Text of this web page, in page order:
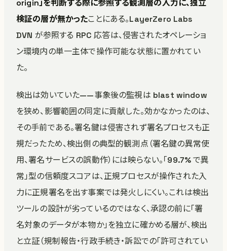
origin」を判断する際に参照する観測層の入力に、独立
検証の層が無かったことにある。LayerZero Labs
DVN が参照する RPC 応答は、侵害されたオペレーショ
ン環境内の単一主体で操作可能な状態に置かれてい
た。
検出は効いていた——事象後の監視は blast window
を狭め、影響範囲の同定に貢献した。効かなかったのは、
その手前である。署名鍵は侵害されず署名プロセスも正
規だったため、検出側の典型的観測点（署名鍵の異常使
用、署名サービスの誤動作）には映らない。「99.7% で異
常」型の信頼度スコアは、正規プロセスが操作された入
力に正規署名を出す事案では発火しにくい。これは検出
ツールの設計が劣っているのではなく、承認の前に「署
名対象のデータが本物か」を独立に確かめる層が、検出
と立証（規制報告・行政手続き・訴訟での「許可されてい